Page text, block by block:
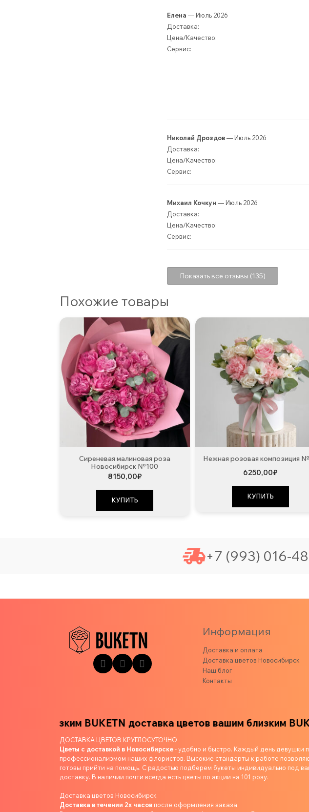
Елена — Июль 2026
Доставка:
Цена/Качество:
Сервис:
Николай Дроздов— Июль 2026
Доставка:
Цена/Качество:
Сервис:
Михаил Кочкун — Июль 2026
Доставка:
Цена/Качество:
Сервис:
Показать все отзывы (135)
Похожие товары
Сиреневая малиновая роза
Новосибирск №100
8150,00₽
КУПИТЬ
Нежная розовая композиция
6250,00₽
КУПИТЬ
+7 (993) 016-
Информация
Доставка и оплата
Доставка цветов Новосибирск
Наш блог
Контакты
BUKETN доставка цветов вашим близкимBUKETN
ДОСТАВКА ЦВЕТОВ КРУГЛОСУТОЧНО
Цветы с доставкой в Новосибирске- удобно и быстро. Каждый день девушки
профессионализмом наших флористов. Высокие стандарты к работе
готовы прийти на помощь. С радостью подберем букеты индивидуально под
доставку. В наличии почти всегда есть цветы по акции на 101 розу.
Доставка цветов Новосибирск
Доставка в течении 2х часов после оформления заказа